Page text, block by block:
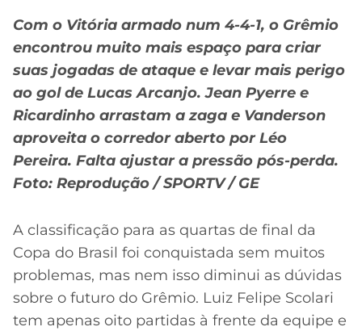
Com o Vitória armado num 4-4-1, o Grêmio
encontrou muito mais espaço para criar
suas jogadas de ataque e levar mais perigo
ao gol de Lucas Arcanjo. Jean Pyerre e
Ricardinho arrastam a zaga e Vanderson
aproveita o corredor aberto por Léo
Pereira. Falta ajustar a pressão pós-perda.
Foto: Reprodução / SPORTV / GE
A classificação para as quartas de final da
Copa do Brasil foi conquistada sem muitos
problemas, mas nem isso diminui as dúvidas
sobre o futuro do Grêmio. Luiz Felipe Scolari
tem apenas oito partidas à frente da equipe e